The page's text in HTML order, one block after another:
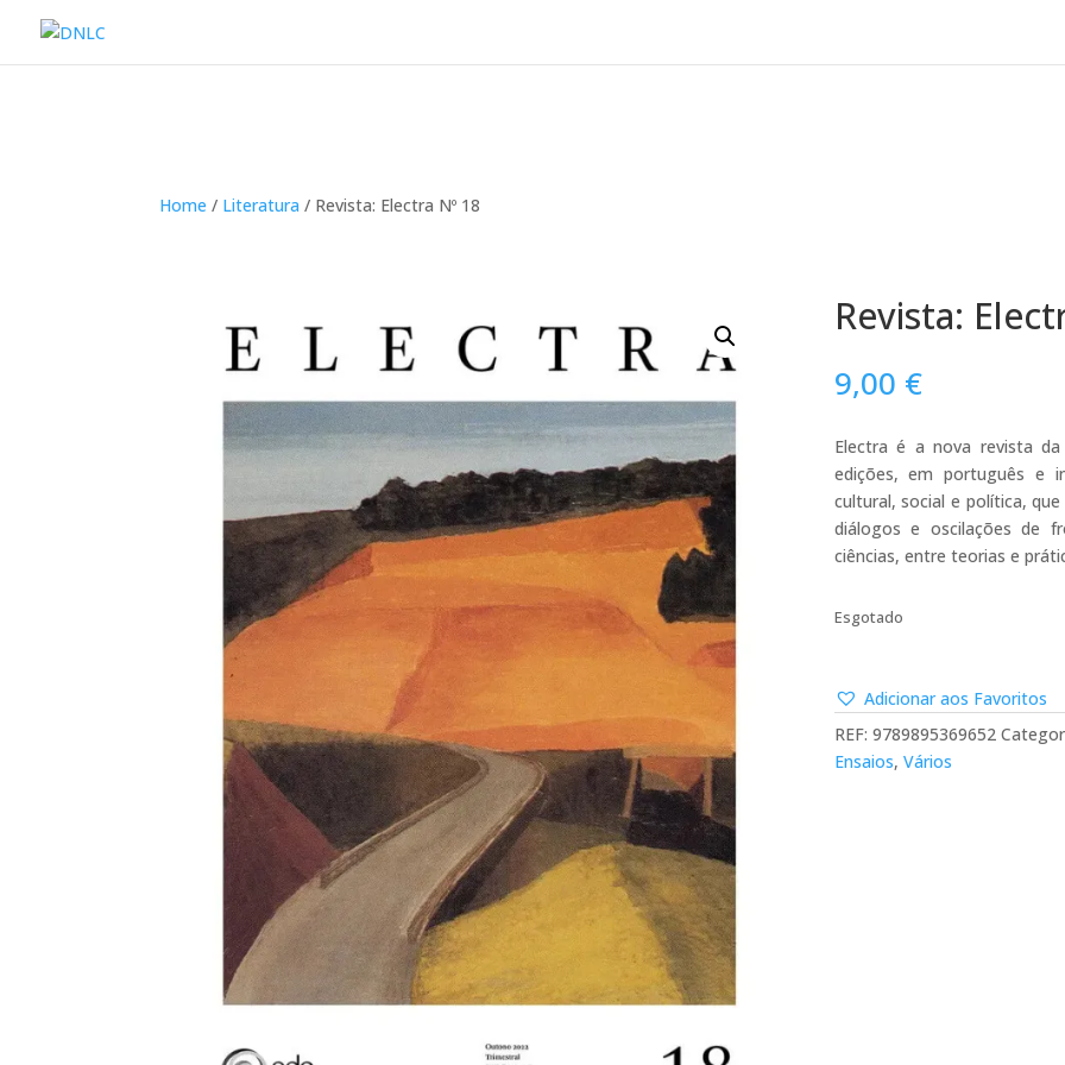
Home / Literatura / Revista: Electra Nº 18
Revista:
9,00 €
Electra é a nova revista
edições, em português e
cultural, social e política,
diálogos e oscilações de
ciências, entre teorias e
Esgotado
Adicionar aos Favoritos
REF: 9789895369652
Ensaios, Vários